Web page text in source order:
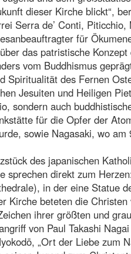
dieser Kirche blickt“,
Serra de’ Conti,
für
das patristische
vom Buddhismus
Spiritualität des Fernen
Jesuiten und Heiligen
sondern auch
für die Opfer der
sowie Nagasaki, wo
des japanischen
sprechen direkt zum
in der eine Statue
Kirche beteten die
ihrer größten und
von Paul Takashi
„Ort der Liebe zum